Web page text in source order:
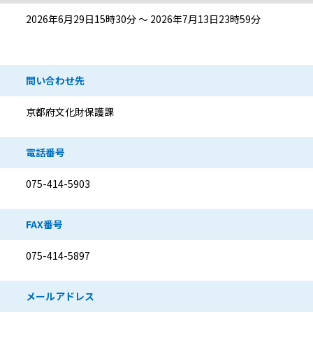
2026年6月29日15時30分 ～ 2026年7月13日23時59分
問い合わせ先
京都府文化財保護課
電話番号
075-414-5903
FAX番号
075-414-5897
メールアドレス